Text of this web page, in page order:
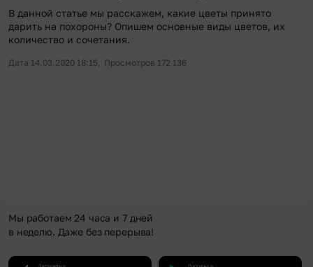
В данной статье мы расскажем, какие цветы принято
дарить на похороны? Опишем основные виды цветов, их
количество и сочетания.
Дата 14.03.2020 18:15, Просмотров 172 136
Мы работаем 24 часа и 7 дней
в неделю. Даже без перерыва!